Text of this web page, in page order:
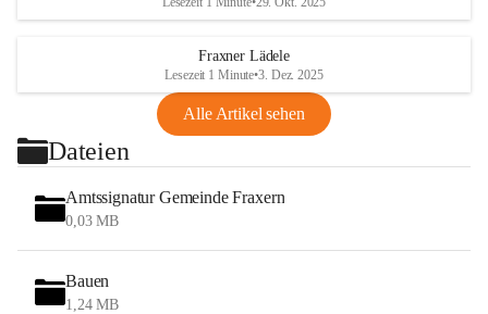
Fraxner Lädele
Lesezeit 1 Minute•3. Dez. 2025
Alle Artikel sehen
Dateien
Amtssignatur Gemeinde Fraxern
0,03 MB
Bauen
1,24 MB